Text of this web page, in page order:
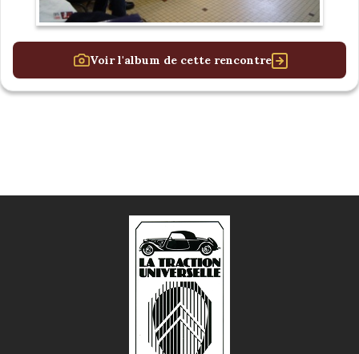
Voir l'album de cette rencontre